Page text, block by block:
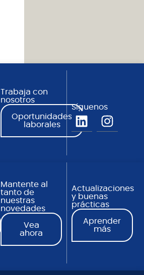
Trabaja con
nosotros
Oportunidades
laborales
Síguenos
Mantente al
tanto de
nuestras
novedades
Vea
ahora
Actualizaciones
y buenas
prácticas
Aprender
más